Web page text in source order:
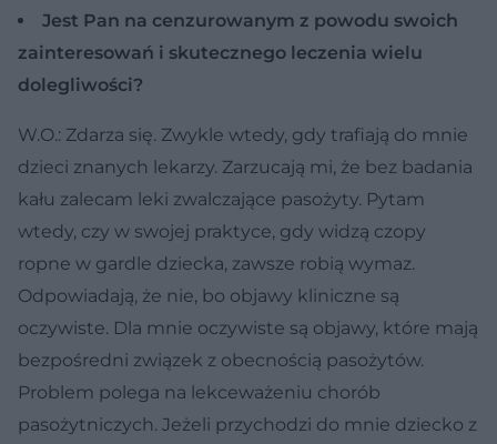
Jest Pan na cenzurowanym z powodu swoich
zainteresowań i skutecznego leczenia wielu
dolegliwości?
W.O.: Zdarza się. Zwykle wtedy, gdy trafiają do mnie
dzieci znanych lekarzy. Zarzucają mi, że bez badania
kału zalecam leki zwalczające pasożyty. Pytam
wtedy, czy w swojej praktyce, gdy widzą czopy
ropne w gardle dziecka, zawsze robią wymaz.
Odpowiadają, że nie, bo objawy kliniczne są
oczywiste. Dla mnie oczywiste są objawy, które mają
bezpośredni związek z obecnością pasożytów.
Problem polega na lekceważeniu chorób
pasożytniczych. Jeżeli przychodzi do mnie dziecko z